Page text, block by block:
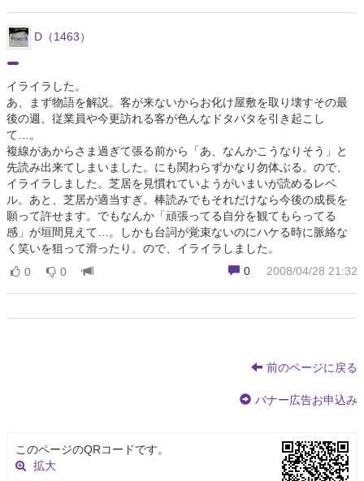
D（1463）
イライラした。
あ、まず物語を解説。客が来ないからお化け屋敷を取り壊すその最
後の週、従業員や今更訪れる客が色んなドタバタを引き起こし
て…。
複線があからさま過ぎて張る前から「あ、なんかこうなりそう」と
先読み出来てしまいました。にも関わらずかなり勿体ぶる。ので、
イライラしました。芝居を見慣れていようがいまいが読めるレベ
ル。あと、芝居が適当すぎ。棒読みでもそれだけなら今後の成長を
願って許せます。でもなんか「頑張ってる自分を観てもらってる
感」が垣間見えて…。しかも台詞が覚束ないのにハケる時に脈絡な
く笑いを狙って滑ったり。ので、イライラしました。
0
2008/04/28 21:32
0 0
前のページに戻る
バナー広告お申込み
このページのQRコードです。
拡大